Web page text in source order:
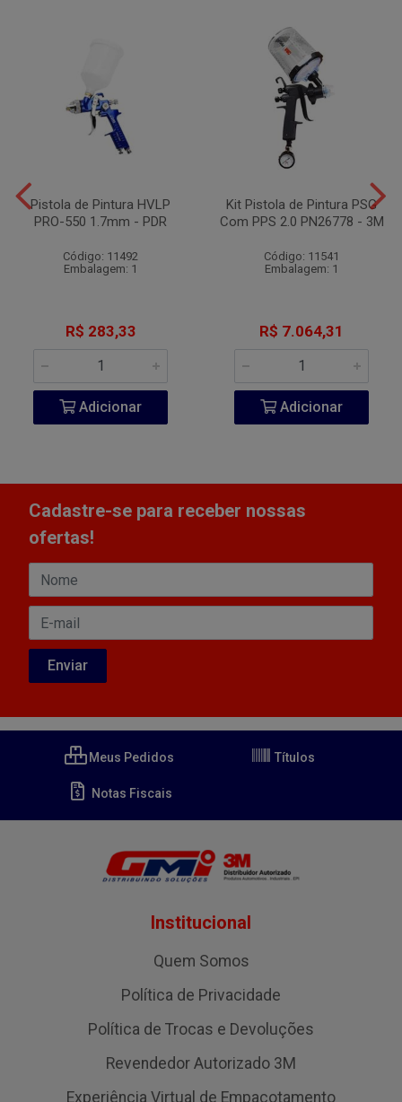
Pistola de Pintura HVLP
PRO-550 1.7mm - PDR
Código: 11492
Embalagem: 1
R$ 283,33
Adicionar
Kit Pistola de Pintura PSG
Com PPS 2.0 PN26778 - 3M
Código: 11541
Embalagem: 1
R$ 7.064,31
Adicionar
Cadastre-se para receber nossas
ofertas!
Meus Pedidos Títulos
Notas Fiscais
Institucional
Quem Somos
Política de Privacidade
Política de Trocas e Devoluções
Revendedor Autorizado 3M
Experiência Virtual de Empacotamento